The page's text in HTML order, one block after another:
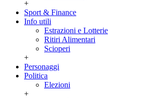
+
Sport & Finance
Info utili
Estrazioni e Lotterie
Ritiri Alimentari
Scioperi
+
Personaggi
Politica
Elezioni
+